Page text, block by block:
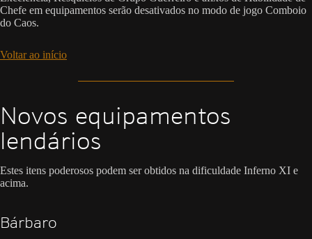
Chefe em equipamentos serão desativados no modo de jogo Comboio
do Caos.
Voltar ao início
Novos equipamentos
lendários
Estes itens poderosos podem ser obtidos na dificuldade Inferno XI e
acima.
Bárbaro